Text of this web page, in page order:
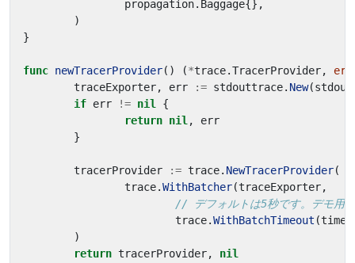
propagation. Baggage{},
)
}
func newTracerProvider() (*trace.TracerProvider,
traceExporter, err := stdouttrace. New(
if err != nil
{
return nil ,
err
}
tracerProvider := trace. NewTracerProvider(
trace.WithBatcher(traceExporter,
// デフォルトは5秒です。デモ用
trace.WithBatchTimeout (time
)
return tracerProvider,
nil